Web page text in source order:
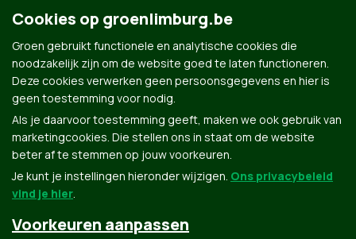
Groen.be
© Copyright Groen 2026 | Gemaakt met
Contact Privacybeleid
Cookies op groenlimburg.be
Groen gebruikt functionele en analytische cookies die
noodzakelijk zijn om de website goed te laten functioneren.
Deze cookies verwerken geen persoonsgegevens en hier is
geen toestemming voor nodig.
Als je daarvoor toestemming geeft, maken we ook gebruik van
marketingcookies. Die stellen ons in staat om de website
beter af te stemmen op jouw voorkeuren.
Je kunt je instellingen hieronder wijzigen. Ons privacybeleid
vind je hier.
Voorkeuren aanpassen